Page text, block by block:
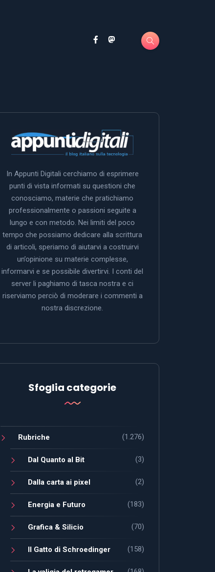
In Appunti Digitali cerchiamo di esprimere
punti di vista informati su questioni che
conosciamo, materie che pratichiamo
professionalmente o passioni seguite a
lungo e con metodo. Nei limiti del poco
tempo che possiamo dedicare alla scrittura
di articoli, speriamo di aiutarvi a costruirvi
un’opinione su materie complesse,
informarvi e se possibile divertirvi. I conti del
server li paghiamo di tasca nostra e ci
riserviamo perciò di moderare i commenti a
nostra discrezione.
Sfoglia categorie
Rubriche (1.276)
Dal Quanto al Bit (3)
Dalla carta ai pixel (2)
Energia e Futuro (183)
Grafica & Silicio (70)
Il Gatto di Schroedinger (158)